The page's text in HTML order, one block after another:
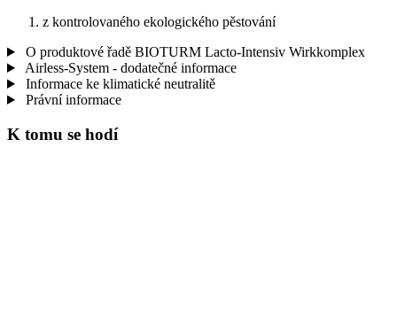
z kontrolovaného ekologického pěstování
O produktové řadě BIOTURM Lacto-Intensiv Wirkkomplex
Airless-System - dodatečné informace
Informace ke klimatické neutralitě
Právní informace
K tomu se hodí